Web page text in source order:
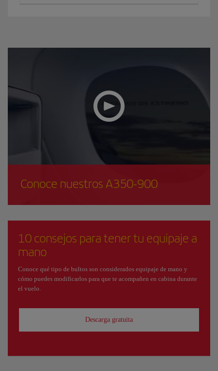
Conoce nuestros A350-900
10 consejos para tener tu equipaje a
mano
Conoce qué tipo de bultos son considerados equipaje de mano y
cómo puedes modificarlos para que te acompañen en cabina durante
el vuelo.
Descarga gratuita